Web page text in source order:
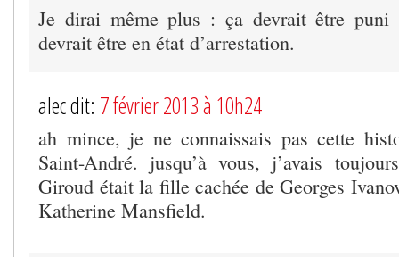
Je dirai même plus : ça devrait être
devrait être en état d’arrestation.
alec dit: 7 février 2013 à 10h24
ah mince, je ne connaissais pas cette
Saint-André. jusqu’à vous, j’avais
Giroud était la fille cachée de Georges
Katherine Mansfield.